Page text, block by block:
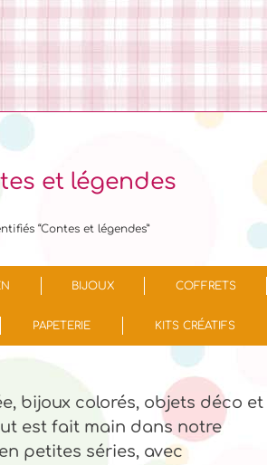
et légendes
“Contes et légendes”
BIJOUX COFFRETS
PAPETERIE KITS CRÉATIFS
bijoux colorés, objets déco et
est fait main dans notre
petites séries, avec